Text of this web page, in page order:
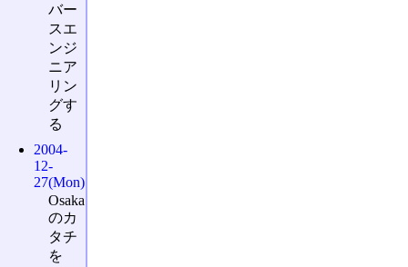
バー
スエ
ンジ
ニア
リン
グす
る
2004-
12-
27(Mon)
Osaka
のカ
タチ
を